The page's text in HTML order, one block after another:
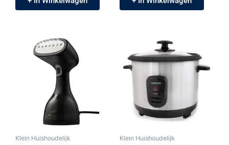
Klein Huishoudelijk Klein Huishoudelijk